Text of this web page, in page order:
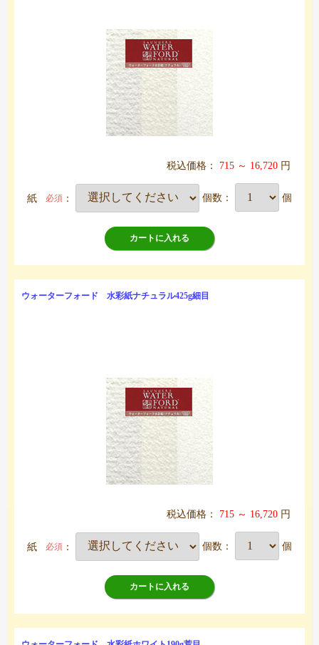
税込価格： 715 ～ 16,720 円
紙 必須 ： 個数： 個
カートに入れる
ウォーターフォード 水彩紙ナチュラル425g細目
税込価格： 715 ～ 16,720 円
紙 必須 ： 個数： 個
カートに入れる